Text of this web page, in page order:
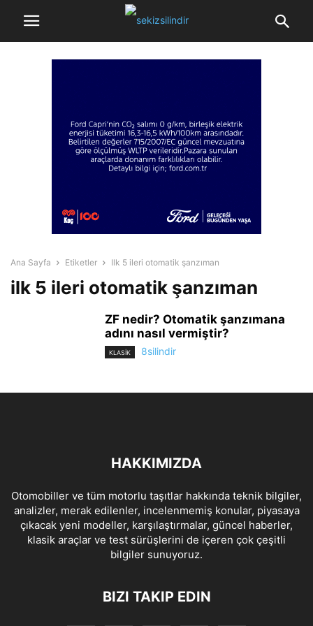
Ana Sayfa Etiketler Ilk 5 ileri otomatik şanzıman
ilk 5 ileri otomatik şanzıman
ZF nedir? Otomatik şanzımana
adını nasıl vermiştir?
KLASİK 8silindir
HAKKIMIZDA
Otomobiller ve tüm motorlu taşıtlar hakkında teknik bilgiler,
analizler, merak edilenler, incelenmemiş konular, piyasaya
çıkacak yeni modeller, karşılaştırmalar, güncel haberler,
klasik araçlar ve test sürüşlerini de içeren çok çeşitli
bilgiler sunuyoruz.
BIZI TAKIP EDIN